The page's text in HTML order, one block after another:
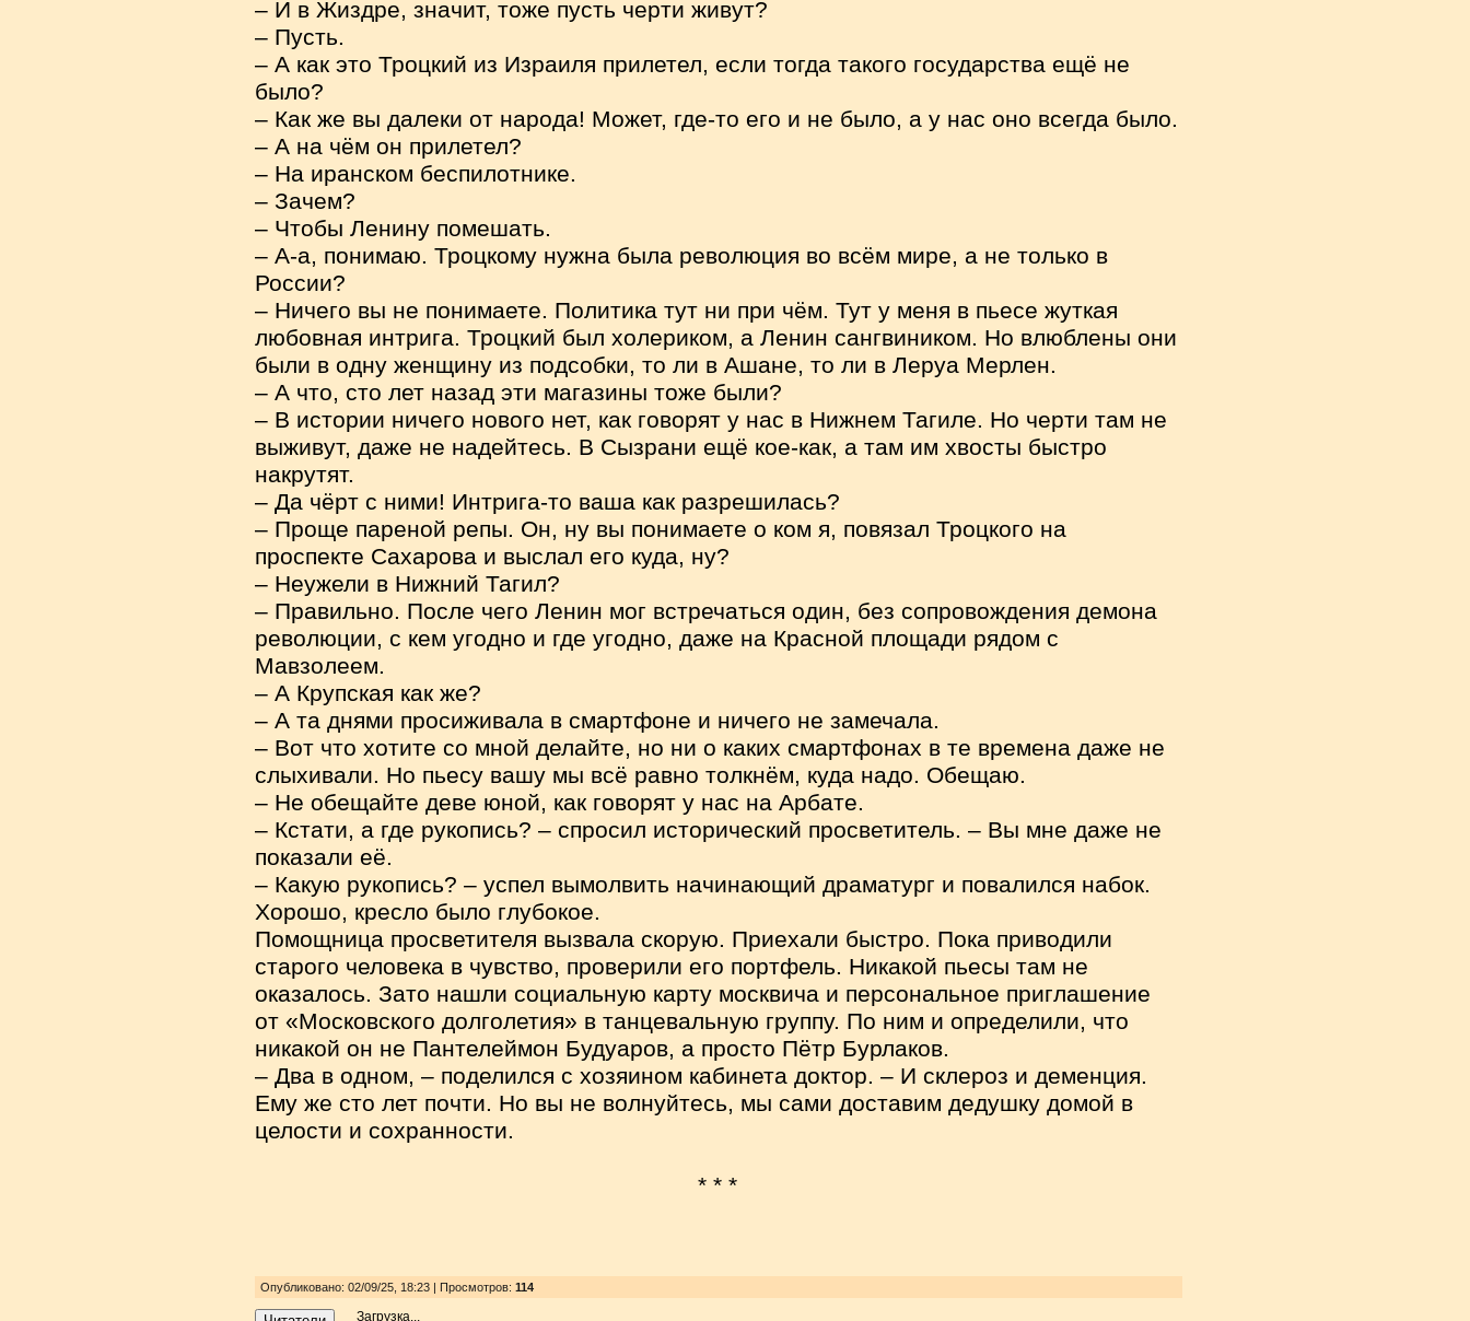
– И в Жиздре, значит, тоже пусть черти живут?
– Пусть.
– А как это Троцкий из Израиля прилетел, если тогда такого государства ещё не
было?
– Как же вы далеки от народа! Может, где-то его и не было, а у нас оно всегда было.
– А на чём он прилетел?
– На иранском беспилотнике.
– Зачем?
– Чтобы Ленину помешать.
– А-а, понимаю. Троцкому нужна была революция во всём мире, а не только в
России?
– Ничего вы не понимаете. Политика тут ни при чём. Тут у меня в пьесе жуткая
любовная интрига. Троцкий был холериком, а Ленин сангвиником. Но влюблены они
были в одну женщину из подсобки, то ли в Ашане, то ли в Леруа Мерлен.
– А что, сто лет назад эти магазины тоже были?
– В истории ничего нового нет, как говорят у нас в Нижнем Тагиле. Но черти там не
выживут, даже не надейтесь. В Сызрани ещё кое-как, а там им хвосты быстро
накрутят.
– Да чёрт с ними! Интрига-то ваша как разрешилась?
– Проще пареной репы. Он, ну вы понимаете о ком я, повязал Троцкого на
проспекте Сахарова и выслал его куда, ну?
– Неужели в Нижний Тагил?
– Правильно. После чего Ленин мог встречаться один, без сопровождения демона
революции, с кем угодно и где угодно, даже на Красной площади рядом с
Мавзолеем.
– А Крупская как же?
– А та днями просиживала в смартфоне и ничего не замечала.
– Вот что хотите со мной делайте, но ни о каких смартфонах в те времена даже не
слыхивали. Но пьесу вашу мы всё равно толкнём, куда надо. Обещаю.
– Не обещайте деве юной, как говорят у нас на Арбате.
– Кстати, а где рукопись? – спросил исторический просветитель. – Вы мне даже не
показали её.
– Какую рукопись? – успел вымолвить начинающий драматург и повалился набок.
Хорошо, кресло было глубокое.
Помощница просветителя вызвала скорую. Приехали быстро. Пока приводили
старого человека в чувство, проверили его портфель. Никакой пьесы там не
оказалось. Зато нашли социальную карту москвича и персональное приглашение
от «Московского долголетия» в танцевальную группу. По ним и определили, что
никакой он не Пантелеймон Будуаров, а просто Пётр Бурлаков.
– Два в одном, – поделился с хозяином кабинета доктор. – И склероз и деменция.
Ему же сто лет почти. Но вы не волнуйтесь, мы сами доставим дедушку домой в
целости и сохранности.
* * *
Опубликовано: 02/09/25, 18:23 | Просмотров: 114
Загрузка...